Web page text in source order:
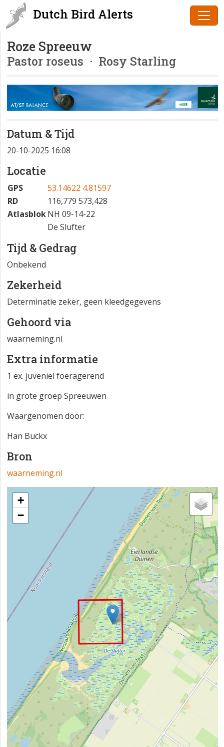
Dutch Bird Alerts
Roze Spreeuw
Pastor roseus · Rosy Starling
Datum & Tijd
20-10-2025 16:08
Locatie
GPS
53.14622 4.81597
RD
116,779 573,428
AtlasblokNH 09-14-22
De Slufter
Tijd & Gedrag
Onbekend
Zekerheid
Determinatie zeker, geen kleedgegevens
Gehoord via
waarneming.nl
Extra informatie
1 ex. juveniel foeragerend
in grote groep Spreeuwen
Waargenomen door:
Han Buckx
Bron
waarneming.nl
+
−